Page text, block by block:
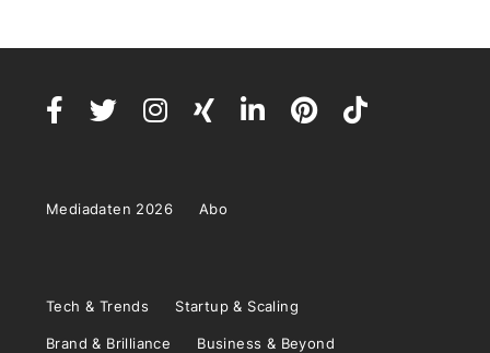
Mediadaten 2026 Abo
Tech & Trends Startup & Scaling
Brand & Brilliance Business & Beyond